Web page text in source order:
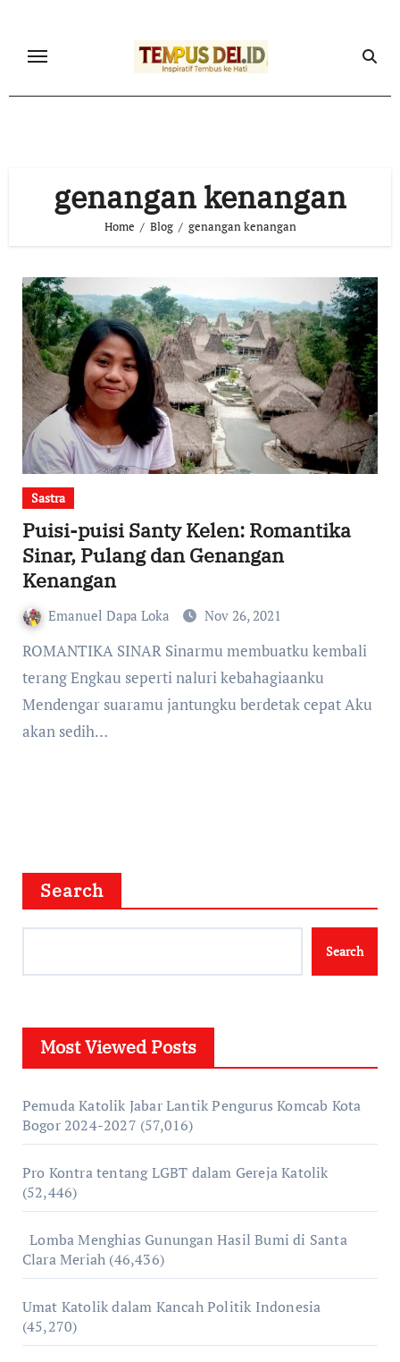
content
genangan kenangan
Home Blog genangan kenangan
Sastra
Puisi-puisi Santy Kelen: Romantika
Sinar, Pulang dan Genangan
Kenangan
Emanuel Dapa Loka Nov 26, 2021
ROMANTIKA SINAR Sinarmu membuatku kembali
terang Engkau seperti naluri kebahagiaanku
Mendengar suaramu jantungku berdetak cepat Aku
akan sedih…
Search
Search
Most Viewed Posts
Pemuda Katolik Jabar Lantik Pengurus Komcab Kota
Bogor 2024-2027 (57,016)
Pro Kontra tentang LGBT dalam Gereja Katolik
(52,446)
Lomba Menghias Gunungan Hasil Bumi di Santa
Clara Meriah (46,436)
Umat Katolik dalam Kancah Politik Indonesia
(45,270)